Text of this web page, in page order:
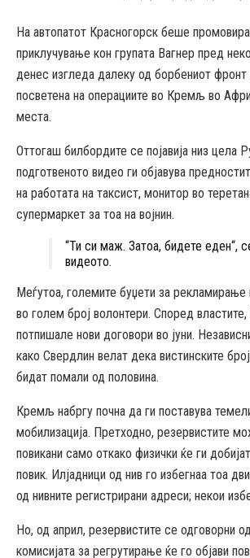
На автопатот Красногорск беше
приклучување кон групата Вагнер пред
денес изгледа далеку од борбениот фронт
посветена на операциите во Кремљ во
места.
Оттогаш билбордите се појавија низ цела
подготвеното видео ги објавува
на работата на таксист, монитор во
супермаркет за тоа на војнин.
“Ти си маж. Затоа, бидете еден“,
видеото.
Меѓутоа, големите буџети за рекламирање
во голем број волонтери. Според
потпишале нови договори во јуни.
како Свердлин велат дека вистинските
бидат помали од половина.
Кремљ набргу почна да ги поставува
мобилизација. Претходно, резервистите
повикани само откако физички ќе ги
повик. Илјадници од нив го избегнаа тоа
од нивните регистрирани адреси; некои
Но, од април, резервистите се одговорни
комисијата за регрутирање ќе го објави